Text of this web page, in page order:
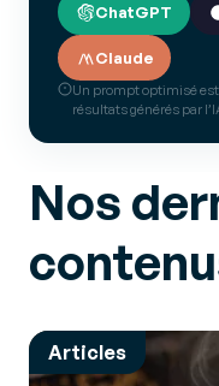
ChatGPT
Claude
Un prompt optimisé
résultats générés par
Nos
Articles